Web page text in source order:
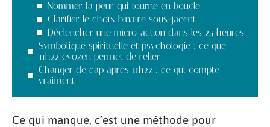
Nommer la peur qui tourne en boucle
Clarifier le choix binaire sous-jacent
Déclencher une micro-action dans les 24 heures
Symbolique spirituelle et psychologie : ce que
11h22 evozen permet de relier
Changer de cap après 11h22 : ce qui compte
vraiment
Ce qui manque, c’est une méthode pour